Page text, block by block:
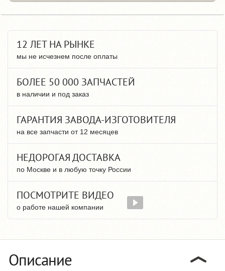
12 ЛЕТ НА РЫНКЕ
мы не исчезнем после оплаты
БОЛЕЕ 50 000 ЗАПЧАСТЕЙ
в наличии и под заказ
ГАРАНТИЯ ЗАВОДА-ИЗГОТОВИТЕЛЯ
на все запчасти от 12 месяцев
НЕДОРОГАЯ ДОСТАВКА
по Москве и в любую точку России
ПОСМОТРИТЕ ВИДЕО
о работе нашей компании
Описание